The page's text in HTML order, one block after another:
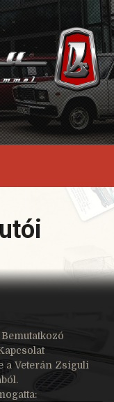
Bemutatkozó
a Veterán Zsiguli